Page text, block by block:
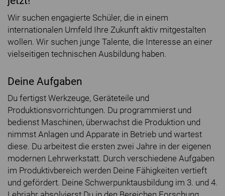
Wir suchen engagierte Schüler, die in einem
internationalen Umfeld Ihre Zukunft aktiv mitgestalten
wollen. Wir suchen junge Talente, die Interesse an einer
vielseitigen technischen Ausbildung haben.
Deine Aufgaben
Du fertigst Werkzeuge, Geräteteile und
Produktionsvorrichtungen. Du programmierst und
bedienst Maschinen, überwachst die Produktion und
nimmst Anlagen und Apparate in Betrieb und wartest
diese. Du arbeitest die ersten zwei Jahre in der eigenen
modernen Lehrwerkstatt. Durch verschiedene Aufgaben
im Produktivbereich werden Deine Fähigkeiten vertieft
und gefördert. Deine Schwerpunktausbildung im 3. und 4.